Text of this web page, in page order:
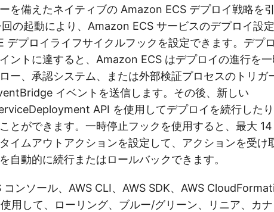
を備えたネイティブの Amazon ECS デプロイ戦略を
の起動により、Amazon ECS サービスのデプロイ設
デプロイライフサイクルフックを設定できます。デプ
ントに達すると、Amazon ECS はデプロイの進行を
ー、承認システム、または外部検証プロセスのトリガ
イベントを送信します。その後、新しい
API を使用してデプロイを続行した
とができます。一時停止フックを使用すると、最大
イムアウトアクションを設定して、アクションを受け
自動的に続行またはロールバックできます。
ンソール、AWS CLI、AWS SDK、AWS
用して、ローリング、ブルー/グリーン、リニア、カ